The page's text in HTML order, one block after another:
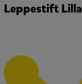
Leppestift Lilla